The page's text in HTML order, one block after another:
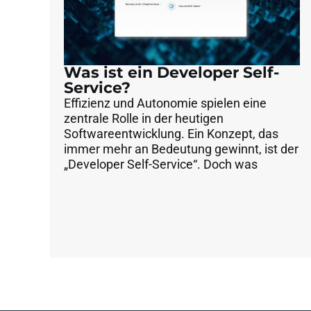
Was ist ein Developer Self-
Service?
Effizienz und Autonomie spielen eine
zentrale Rolle in der heutigen
Softwareentwicklung. Ein Konzept, das
immer mehr an Bedeutung gewinnt, ist der
„Developer Self-Service“. Doch was